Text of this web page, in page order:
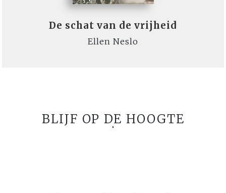
De schat van de vrijheid
Ellen Neslo
BLIJF OP DE HOOGTE